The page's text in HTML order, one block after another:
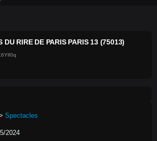
DU RIRE DE PARIS PARIS 13 (75013)
Spectacles
2024